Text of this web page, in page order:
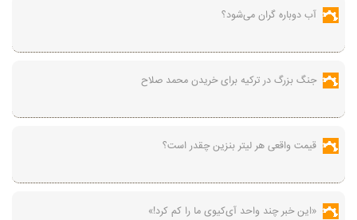
آب دوباره گران می‌شود؟
جنگ بزرگ در ترکیه برای خریدن محمد صلاح
قیمت واقعی هر لیتر بنزین چقدر است؟
«این خبر چند واحد آی‌کیوی ما را کم کرد!»